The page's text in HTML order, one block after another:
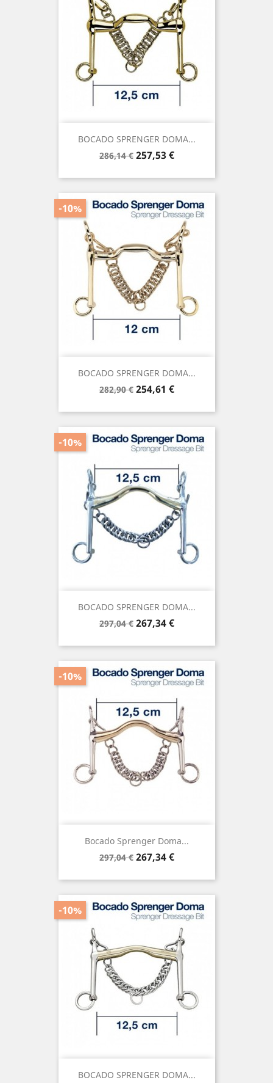
BOCADO SPRENGER DOMA...
Precio
286,14 € Precio
257,53 €
BOCADO SPRENGER DOMA...
Precio
282,90 €
-10%
Precio
254,61 €
BOCADO SPRENGER DOMA...
Precio
297,04 €
-10%
Precio
267,34 €
Bocado Sprenger Doma...
Precio
297,04 €
-10%
Precio
267,34 €
BOCADO SPRENGER DOMA...
-10%